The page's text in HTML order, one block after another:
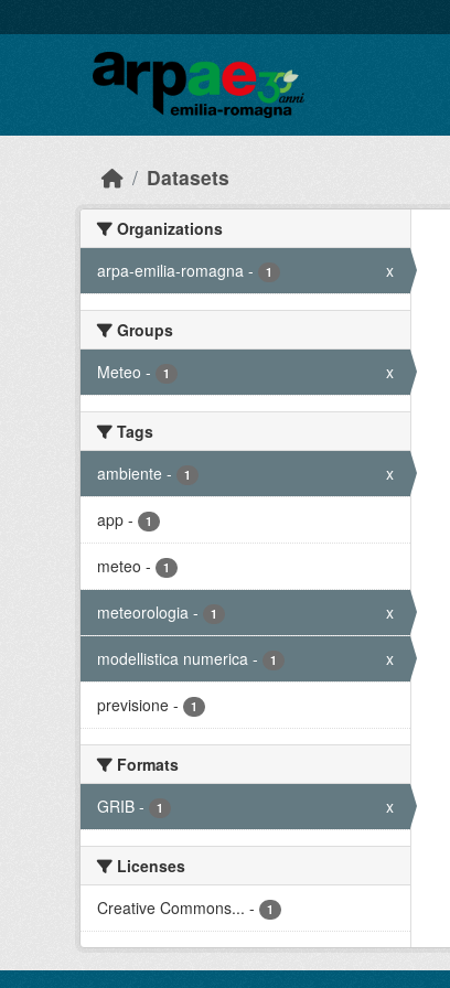
Datasets
Organizations
arpa-emilia-romagna - 1 x
Groups
Meteo - 1 x
Tags
ambiente - 1 x
app - 1
meteo - 1
meteorologia - 1 x
modellistica numerica - 1 x
previsione - 1
Formats
GRIB - 1 x
Licenses
Creative Commons... - 1